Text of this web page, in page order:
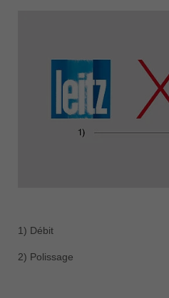
1) Débit
2) Polissage